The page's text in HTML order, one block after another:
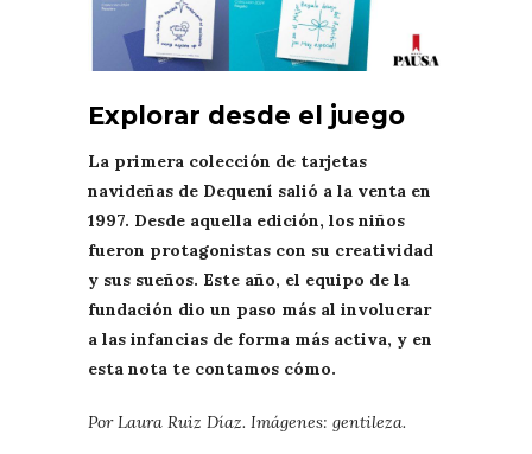
Explorar desde el juego
La primera colección de tarjetas
navideñas de Dequení salió a la venta en
1997. Desde aquella edición, los niños
fueron protagonistas con su creatividad
y sus sueños. Este año, el equipo de la
fundación dio un paso más al involucrar
a las infancias de forma más activa, y en
esta nota te contamos cómo.
Por Laura Ruiz Díaz. Imágenes: gentileza.